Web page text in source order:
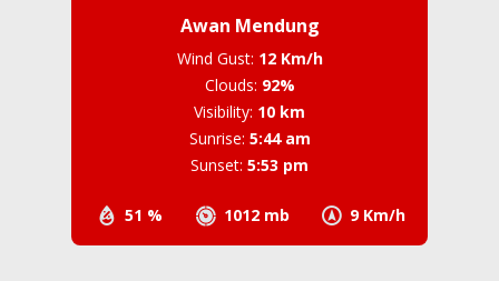
Awan Mendung
51 % 1012 mb 9 Km/h
Wind Gust: 12 Km/h
Clouds: 92%
Visibility: 10 km
Sunrise: 5:44 am
Sunset: 5:53 pm